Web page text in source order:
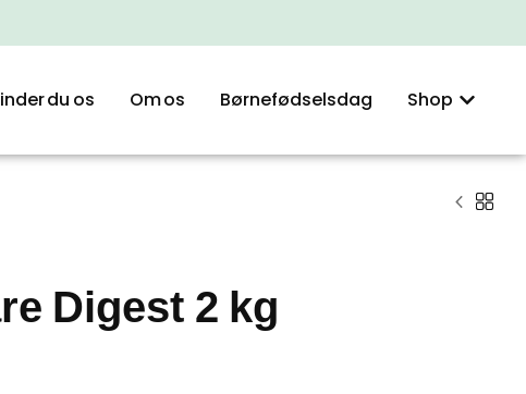
du os Om os Børnefødselsdag Shop
Digest 2 kg